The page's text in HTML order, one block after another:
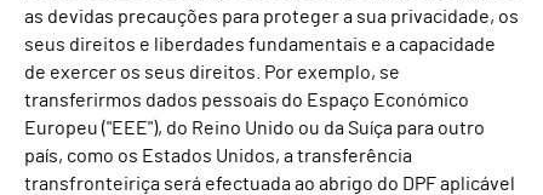
as devidas precauções para proteger a sua privacidade, os
seus direitos e liberdades fundamentais e a capacidade
de exercer os seus direitos. Por exemplo, se
transferirmos dados pessoais do Espaço Económico
Europeu ("EEE"), do Reino Unido ou da Suíça para outro
país, como os Estados Unidos, a transferência
transfronteiriça será efectuada ao abrigo do DPF aplicável